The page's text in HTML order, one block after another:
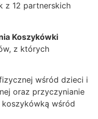
z 12 partnerskich
Koszykówki
z których
wśród dzieci i
oraz przyczynianie
wśród